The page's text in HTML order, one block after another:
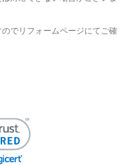
でリフォームページにてご確